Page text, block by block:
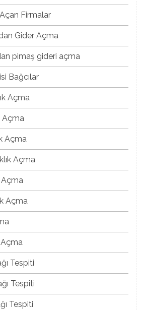
Açan Firmalar
Gider Açma
pimaş gideri açma
Bağcılar
Açma
Açma
Açma
Açma
Açma
Açma
Açma
Tespiti
Tespiti
Tespiti